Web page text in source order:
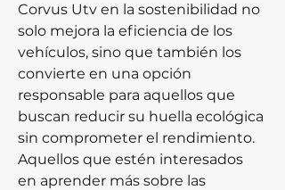
Corvus Utv en la sostenibilidad no
solo mejora la eficiencia de los
vehículos, sino que también los
convierte en una opción
responsable para aquellos que
buscan reducir su huella ecológica
sin comprometer el rendimiento.
Aquellos que estén interesados
en aprender más sobre las